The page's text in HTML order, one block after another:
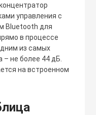
управления с
Bluetooth для
в процессе
из самых
– не более 44 дБ.
на встроенном